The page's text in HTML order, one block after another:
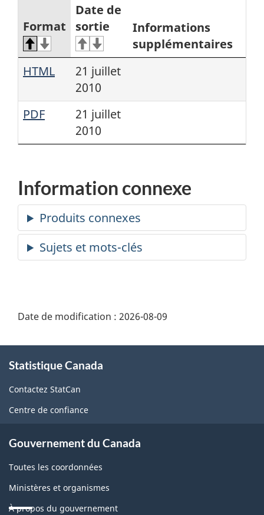
Format
Date de
sortie
Informations
supplémentaires
HTML
21 juillet
2010
PDF
21 juillet
2010
Information connexe
Date de modification : 2026-08-09
propos
de
ce
Statistique Canada
Contactez StatCan
Centre de confiance
Gouvernement du Canada
Toutes les coordonnées
Ministères et organismes
À propos du gouvernement